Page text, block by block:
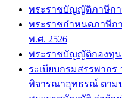
พระราชบัญญัติภาษีกา
พระราชกำหนดภาษีก
พ.ศ. 2526
พระราชบัญญัติกองทุน
ระเบียบกรมสรรพาก
พิจารณาอุทธรณ์ ตาม